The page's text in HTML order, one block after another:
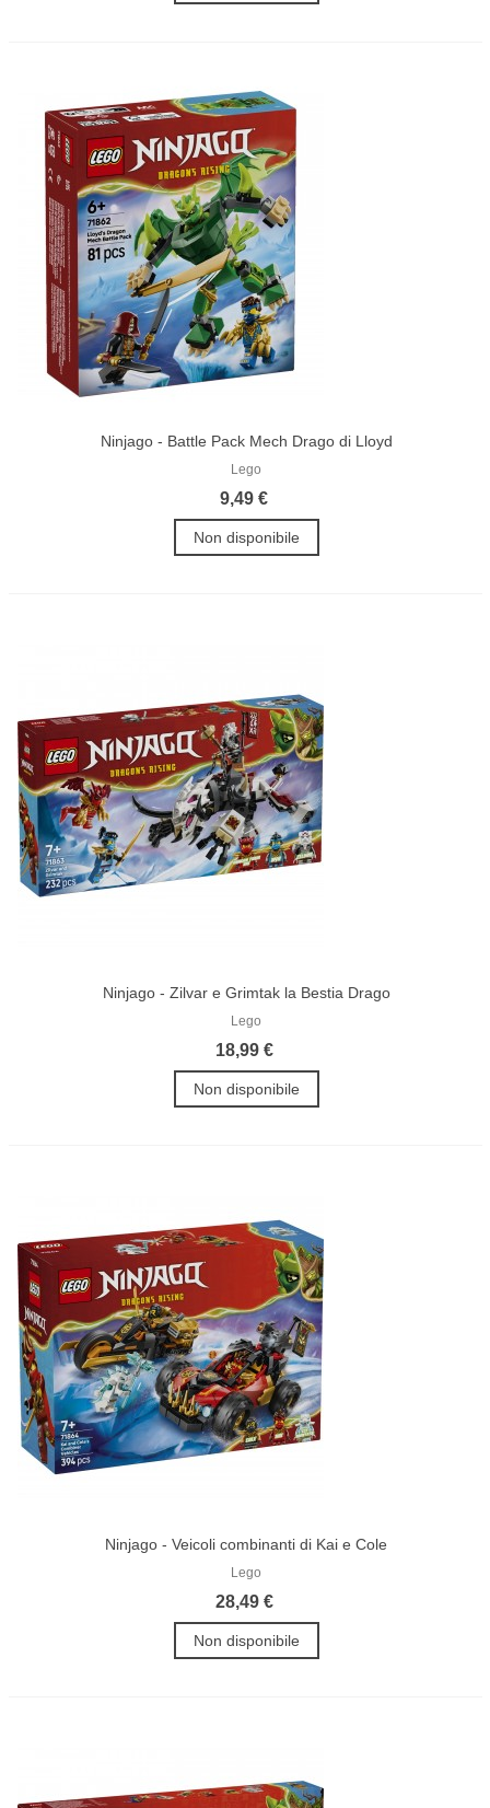
Ninjago - Battle Pack Mech Drago di Lloyd
Lego
9,49 €
Non disponibile
Ninjago - Zilvar e Grimtak la Bestia Drago
Lego
18,99 €
Non disponibile
Ninjago - Veicoli combinanti di Kai e Cole
Lego
28,49 €
Non disponibile